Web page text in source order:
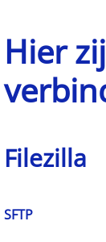
Hier
Filezilla
SFTP